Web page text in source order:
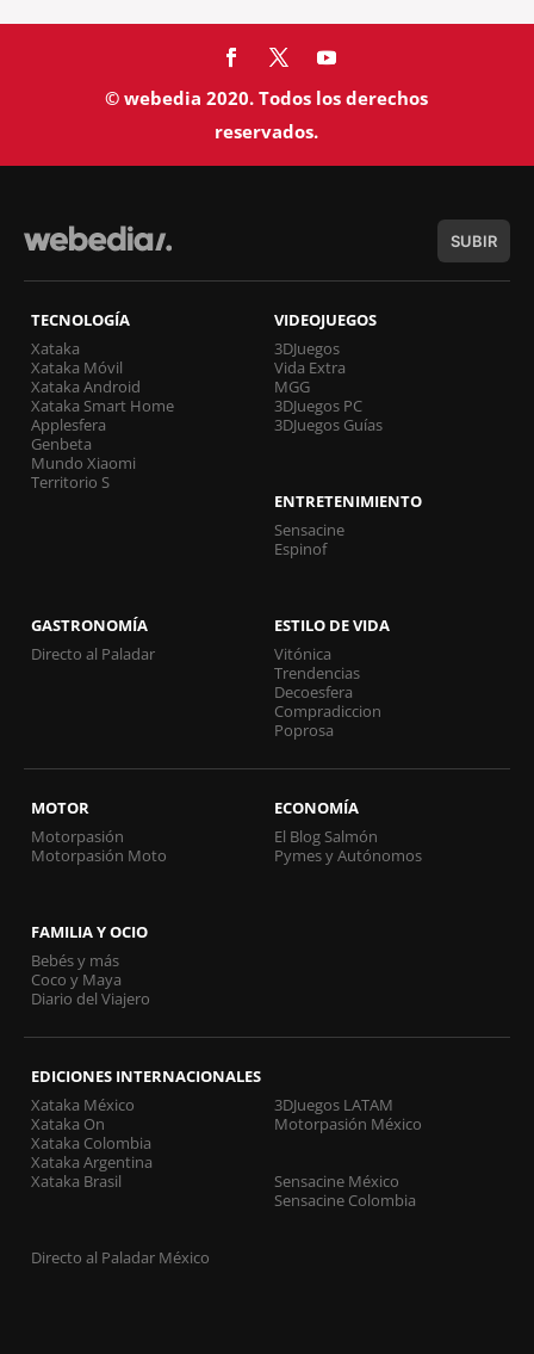
© webedia 2020. Todos los derechos
reservados.
SUBIR
TECNOLOGÍA
Xataka
Xataka Móvil
Xataka Android
Xataka Smart Home
Applesfera
Genbeta
Mundo Xiaomi
Territorio S
VIDEOJUEGOS
3DJuegos
Vida Extra
MGG
3DJuegos PC
3DJuegos Guías
ENTRETENIMIENTO
Sensacine
Espinof
GASTRONOMÍA
Directo al Paladar
ESTILO DE VIDA
Vitónica
Trendencias
Decoesfera
Compradiccion
Poprosa
MOTOR
Motorpasión
Motorpasión Moto
ECONOMÍA
El Blog Salmón
Pymes y Autónomos
FAMILIA Y OCIO
Bebés y más
Coco y Maya
Diario del Viajero
EDICIONES INTERNACIONALES
Xataka México
Xataka On
Xataka Colombia
Xataka Argentina
Xataka Brasil
3DJuegos LATAM
Motorpasión México
Sensacine México
Sensacine Colombia
Directo al Paladar México